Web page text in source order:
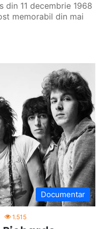
din 11 decembrie 1968
memorabil din mai
Documentar
1.515